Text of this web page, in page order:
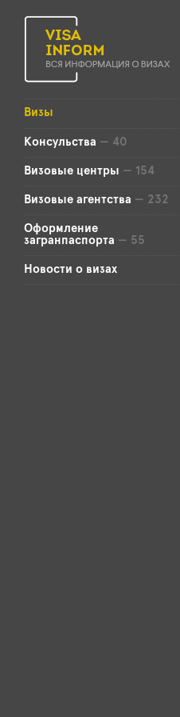
Визы
Консульства — 40
Визовые центры — 154
Визовые агентства — 232
Оформление
загранпаспорта — 55
Новости о визах